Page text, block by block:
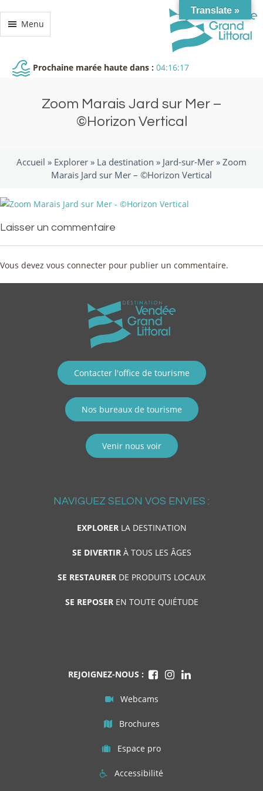
Menu
Prochaine marée haute dans : 04:16:17
Zoom Marais Jard sur Mer –
©Horizon Vertical
Accueil » Explorer » La destination » Jard-sur-Mer » Zoom
Marais Jard sur Mer – ©Horizon Vertical
Laisser un commentaire
Vous devez vous connecter pour publier un commentaire.
Contacter l'office de tourisme
Nos bureaux de tourisme
Venir nous voir
NAVIGUEZ SELON VOS ENVIES :
EXPLORERLA DESTINATION
SE DIVERTIRÀ TOUS LES ÂGES
SE RESTAURER DE PRODUITS LOCAUX
SE REPOSEREN TOUTE QUIÉTUDE
REJOIGNEZ-NOUS :
Webcams
Brochures
Espace pro
Accessibilité
Translate »